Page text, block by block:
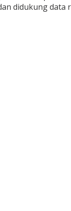
didukung data